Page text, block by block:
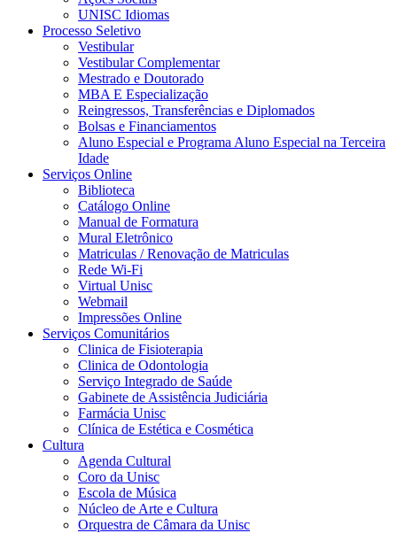
UNISC Idiomas
Processo Seletivo
Vestibular
Vestibular Complementar
Mestrado e Doutorado
MBA E Especialização
Reingressos, Transferências e Diplomados
Bolsas e Financiamentos
Aluno Especial e Programa Aluno Especial na Terceira
Idade
Serviços Online
Biblioteca
Catálogo Online
Manual de Formatura
Mural Eletrônico
Matriculas / Renovação de Matriculas
Rede Wi-Fi
Virtual Unisc
Webmail
Impressões Online
Serviços Comunitários
Clinica de Fisioterapia
Clinica de Odontologia
Serviço Integrado de Saúde
Gabinete de Assistência Judiciária
Farmácia Unisc
Clínica de Estética e Cosmética
Cultura
Agenda Cultural
Coro da Unisc
Escola de Música
Núcleo de Arte e Cultura
Orquestra de Câmara da Unisc